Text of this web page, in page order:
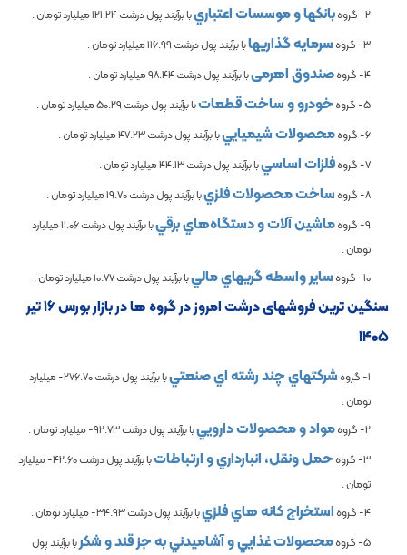
2- گروه
بانكها و موسسات اعتباريبا برآیند پول درشت121.24میلیارد تومان .
3- گروه
سرمايه گذاريهابا برآیند پول درشت116.99میلیارد تومان .
4- گروه
صندوق اهرمیبا برآیند پول درشت98.44میلیارد تومان .
5- گروه
خودرو و ساخت قطعاتبا برآیند پول درشت50.29میلیارد تومان .
6- گروه
محصولات شيمياييبا برآیند پول درشت47.23میلیارد تومان .
7- گروه
فلزات اساسيبا برآیند پول درشت44.13میلیارد تومان .
8- گروه
ساخت محصولات فلزيبا برآیند پول درشت19.70میلیارد تومان .
9- گروه
ماشين آلات و دستگاه‌هاي برقيبا برآیند پول درشت11.06میلیارد
تومان .
10- گروه
ساير واسطه گريهاي ماليبا برآیند پول درشت10.77میلیارد تومان .
سنگین ترین فروش­های درشت امروز در گروه ها در بازار بورس ۱۶ تیر
۱۴۰۵
1- گروه شركتهاي چند رشته اي صنعتيبا برآیند پول درشت-276.70میلیارد
تومان .
2- گروه
مواد و محصولات داروييبا برآیند پول درشت-92.73میلیارد تومان .
3- گروه
حمل ونقل، انبارداري و ارتباطاتبا برآیند پول درشت-42.60میلیارد
تومان .
4- گروه
استخراج كانه هاي فلزيبا برآیند پول درشت-34.93میلیارد تومان .
5- گروه
محصولات غذايي و آشاميدني به جز قند و شكربا برآیند پول